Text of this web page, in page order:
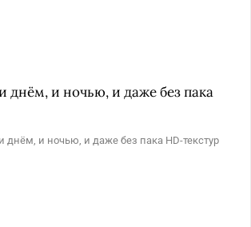
днём, и ночью, и даже без пака HD-текстур